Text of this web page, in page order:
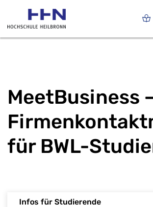
MeetBusiness
für BWL-
Infos für Studierende